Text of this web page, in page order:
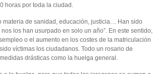
horas por toda la ciudad.
materia de sanidad, educación, justicia… Han sido
los han usurpado en solo un año”. En este sentido,
o el aumento en los costes de la matriculación
víctimas los ciudadanos. Todo un rosario de
drásticas como la huelga general.